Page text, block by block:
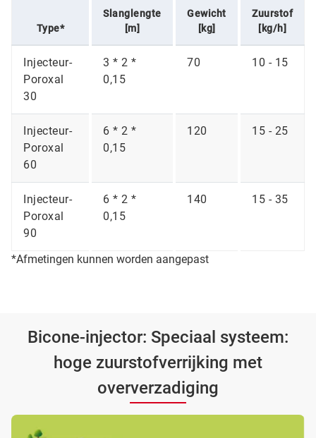
Type*
Slanglengte
[m]
Gewicht
[kg]
Zuurstof
[kg/h]
Injecteur-
Poroxal
30
3 * 2 *
0,15
70 10 - 15
Injecteur-
Poroxal
60
6 * 2 *
0,15
120 15 - 25
Injecteur-
Poroxal
90
6 * 2 *
0,15
140 15 - 35
*Afmetingen kunnen worden aangepast
Bicone-injector: Speciaal systeem:
hoge zuurstofverrijking met
oververzadiging